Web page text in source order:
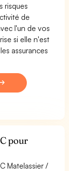
risques
de
l'un de vos
si elle n'est
assurances
pour
Matelassier /